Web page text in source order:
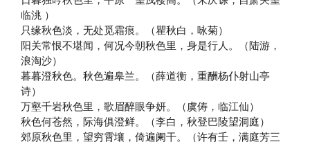
临洮 ）
只缘秋色淡，无处觅霜痕。（瞿秋白，咏菊）
阳关常恨不堪闻，何况今朝秋色里，身是行人。（陆游，
浪淘沙）
暮暮澄秋色。秋色遍皋兰。（薛道衡，重酬杨仆射山亭
诗）
万壑千岩秋色里，歌眉醉眼争妍。（虞俦，临江仙）
秋色何苍然，际海俱澄鲜。（李白，秋登巴陵望洞庭）
郊原秋色里，望穷霄壤，倚遍阑干。（许有壬，满庭芳三